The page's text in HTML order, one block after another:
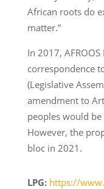
African roots do
matter.”
In 2017,
correspondence
(Legislative
amendment to
peoples would
However, the
bloc in 2021.
LPG: https://